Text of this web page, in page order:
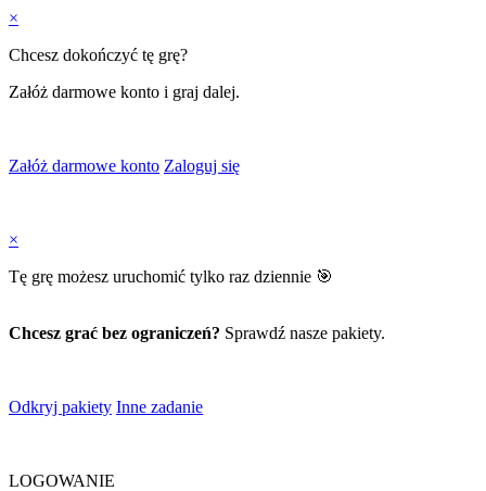
×
Chcesz dokończyć tę grę?
Załóż darmowe konto i graj dalej.
Załóż darmowe konto Zaloguj się
×
Tę grę możesz uruchomić tylko raz dziennie 🎯
Chcesz grać bez ograniczeń? Sprawdź nasze pakiety.
Odkryj pakiety Inne zadanie
LOGOWANIE